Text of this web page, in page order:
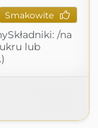
Smakowite
/na
lub